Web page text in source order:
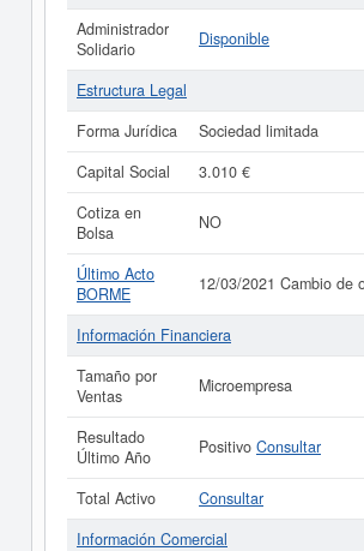
Administrador
Solidario
Disponible
Estructura Legal
Forma Jurídica
Sociedad limitada
Capital Social
3.010 €
Cotiza en
Bolsa
NO
Último Acto
BORME
12/03/2021 Cambio de
Información Financiera
Tamaño por
Ventas
Microempresa
Resultado
Último Año
Positivo Consultar
Total Activo
Consultar
Información Comercial